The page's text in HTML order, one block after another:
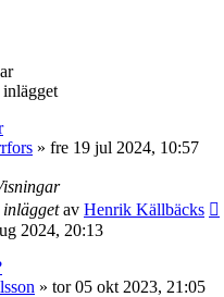
inlägget
» fre 19 jul 2024, 10:57
inläggetav Henrik Källbäcks
2024, 20:13
» tor 05 okt 2023, 21:05